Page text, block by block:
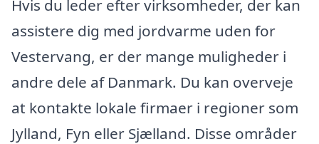
Hvis du leder efter virksomheder, der kan
assistere dig med jordvarme uden for
Vestervang, er der mange muligheder i
andre dele af Danmark. Du kan overveje
at kontakte lokale firmaer i regioner som
Jylland, Fyn eller Sjælland. Disse områder